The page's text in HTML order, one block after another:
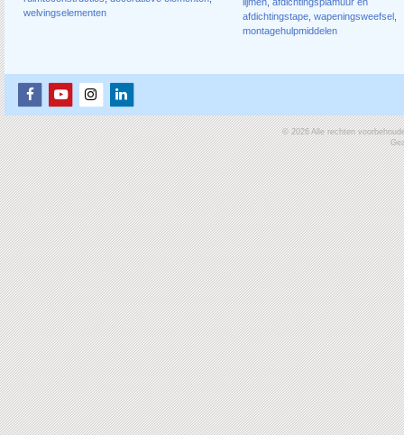
welvingselementen
afdichtingstape, wapeningsweefsel,
montagehulpmiddelen
© 2026 Alle rechten